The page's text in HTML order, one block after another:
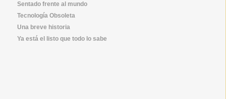
Sentado frente al mundo
Tecnología Obsoleta
Una breve historia
Ya está el listo que todo lo sabe